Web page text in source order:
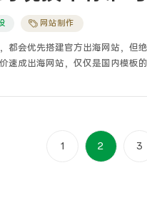
网站制作
都会优先搭建官方出海网站，但
速成出海网站，仅仅是国内模板
服务器运维、安全加固与海外
1
2 3